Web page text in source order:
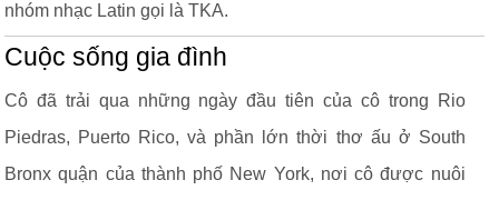
nhóm nhạc Latin gọi là TKA.
Cuộc sống gia đình
Cô đã trải qua những ngày đầu tiên của cô trong Rio
Piedras, Puerto Rico, và phần lớn thời thơ ấu ở South
Bronx quận của thành phố New York, nơi cô được nuôi